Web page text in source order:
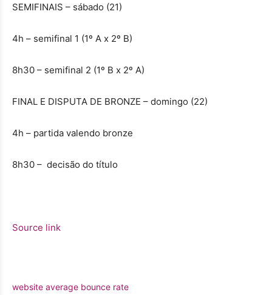
SEMIFINAIS – sábado (21)
4h – semifinal 1 (1º A x 2º B)
8h30 – semifinal 2 (1º B x 2º A)
FINAL E DISPUTA DE BRONZE – domingo (22)
4h – partida valendo bronze
8h30 – decisão do título
Source link
website average bounce rate